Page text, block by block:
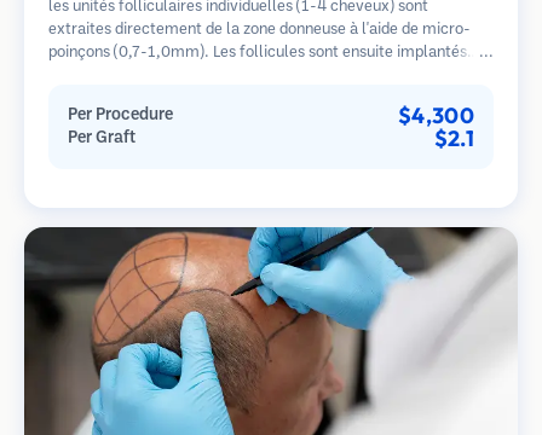
les unités folliculaires individuelles (1-4 cheveux) sont
extraites directement de la zone donneuse à l'aide de micro-
poinçons (0,7-1,0mm). Les follicules sont ensuite implantés
guérison plus rapide par rapport aux méthodes de prélèvement
en bandelette.
Per Procedure $4,300
Per Graft $2.1